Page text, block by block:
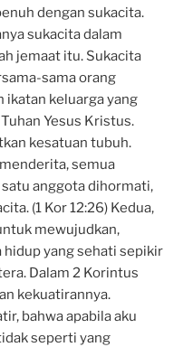
dengan sukacita.
sukacita dalam
jemaat itu. Sukacita
sama orang
ikatan keluarga yang
Yesus Kristus.
kesatuan tubuh.
semua
anggota dihormati,
(1 Kor 12:26) Kedua,
mewujudkan,
yang sehati sepikir
Dalam 2 Korintus
kekuatirannya.
bahwa apabila aku
seperti yang